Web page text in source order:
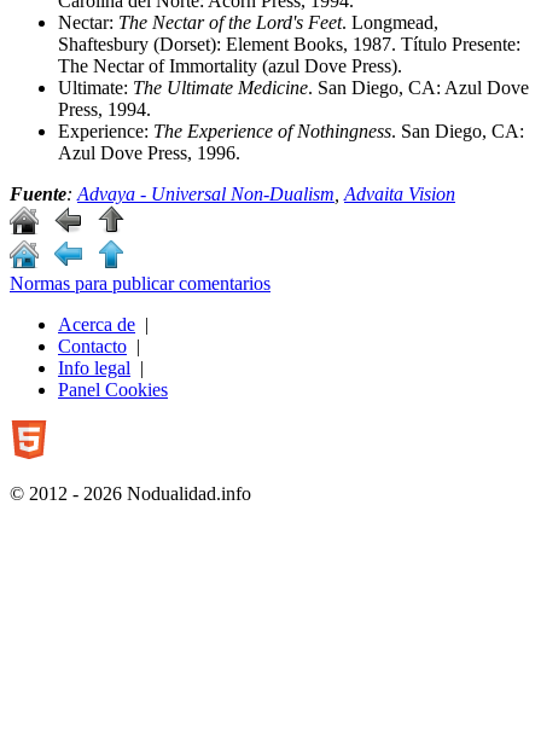
Nectar: ​​ The Nectar of the Lord's Feet. Longmead,
Shaftesbury (Dorset): Element Books, 1987. Título Presente:
The Nectar of Immortality (azul Dove Press).
Ultimate: The Ultimate Medicine. San Diego, CA: Azul Dove
Press, 1994.
Experience: The Experience of Nothingness. San Diego, CA:
Azul Dove Press, 1996.
Fuente: Advaya - Universal Non-Dualism Advaita Vision
Normas para publicar comentarios
Acerca de |
Contacto |
Info legal |
Panel Cookies
© 2012 - 2026 Nodualidad.info